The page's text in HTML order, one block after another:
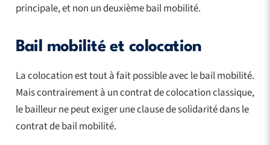
principale, et non un deuxième bail mobilité.
Bail mobilité et colocation
La colocation est tout à fait possible avec le bail mobilité.
Mais contrairement à un contrat de colocation classique,
le bailleur ne peut exiger une clause de solidarité dans le
contrat de bail mobilité.